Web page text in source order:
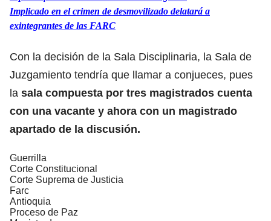
Implicado en el crimen de desmovilizado delatará a
exintegrantes de las FARC
Con la decisión de la Sala Disciplinaria, la Sala de
Juzgamiento tendría que llamar a conjueces, pues
la sala compuesta por tres magistrados cuenta
con una vacante y ahora con un magistrado
apartado de la discusión.
Guerrilla
Corte Constitucional
Corte Suprema de Justicia
Farc
Antioquia
Proceso de Paz